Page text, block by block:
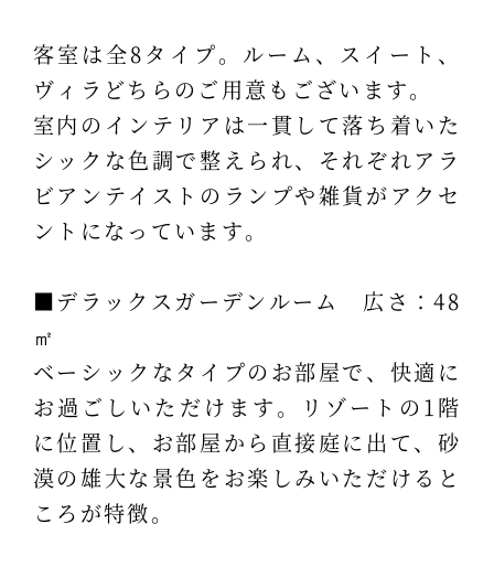
客室は全8タイプ。ルーム、スイート、
ヴィラどちらのご用意もございます。
室内のインテリアは一貫して落ち着いた
シックな色調で整えられ、それぞれアラ
ビアンテイストのランプや雑貨がアクセ
ントになっています。
■デラックスガーデンルーム 広さ：48
㎡
ベーシックなタイプのお部屋で、快適に
お過ごしいただけます。リゾートの1階
に位置し、お部屋から直接庭に出て、砂
漠の雄大な景色をお楽しみいただけると
ころが特徴。